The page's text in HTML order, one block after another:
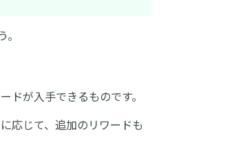
ドが入手できるものです。
応じて、追加のリワードも